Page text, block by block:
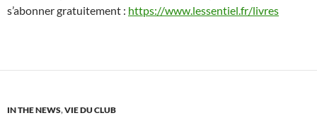
s’abonner gratuitement : https://www.lessentiel.fr/livres
IN THE NEWS,VIE DU CLUB